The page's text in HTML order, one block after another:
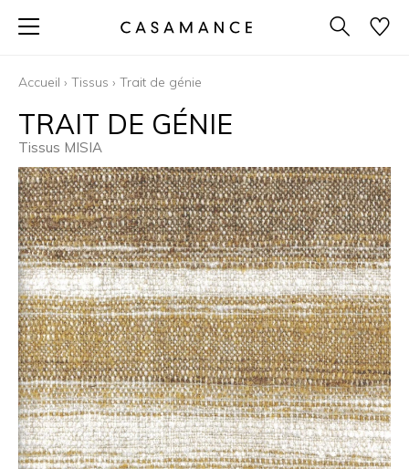
Accueil › Tissus › Trait de génie
TRAIT DE GÉNIE
Tissus MISIA